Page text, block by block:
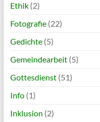
Ethik(2)
Fotografie(22)
Gedichte(5)
Gemeindearbeit(5)
Gottesdienst(51)
Info(1)
Inklusion (2)